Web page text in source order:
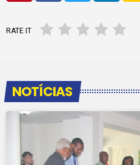
RATE IT
NOTÍCIAS